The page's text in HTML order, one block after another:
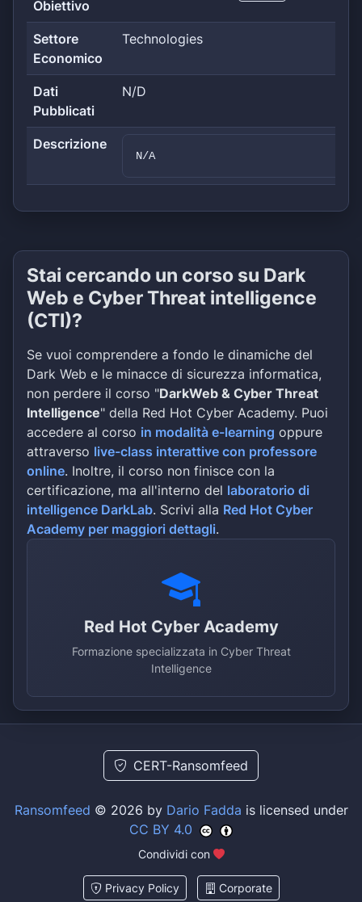
Obiettivo
Settore
Economico
Technologies
Dati
Pubblicati
N/D
Descrizione
N/A
Stai cercando un corso su Dark
Web e Cyber Threat intelligence
(CTI)?
Se vuoi comprendere a fondo le dinamiche del
Dark Web e le minacce di sicurezza informatica,
non perdere il corso "DarkWeb & Cyber Threat
Intelligence" della Red Hot Cyber Academy. Puoi
accedere al corso in modalità e-learning oppure
attraverso live-class interattive con professore
online. Inoltre, il corso non finisce con la
certificazione, ma all'interno del laboratorio di
intelligence DarkLab. Scrivi alla Red Hot Cyber
Academy per maggiori dettagli.
Red Hot Cyber Academy
Formazione specializzata in Cyber Threat
Intelligence
CERT-Ransomfeed
Ransomfeed © 2026 by Dario Fadda is licensed under
CC BY 4.0
Condividi con
Privacy Policy Corporate